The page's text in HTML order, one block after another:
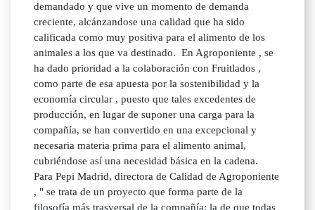
demandado y que vive un momento de demanda
creciente, alcánzandose una calidad que ha sido
calificada como muy positiva para el alimento de los
animales a los que va destinado. En Agroponiente , se
ha dado prioridad a la colaboración con Fruitlados ,
como parte de esa apuesta por la sostenibilidad y la
economía circular , puesto que tales excedentes de
producción, en lugar de suponer una carga para la
compañía, se han convertido en una excepcional y
necesaria materia prima para el alimento animal,
cubriéndose así una necesidad básica en la cadena.
Para Pepi Madrid, directora de Calidad de Agroponiente
, " se trata de un proyecto que forma parte de la
filosofía más trasversal de la compañía: la de que todas